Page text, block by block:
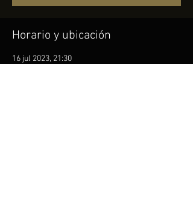
Horario y ubicación
16 jul 2023, 21:30